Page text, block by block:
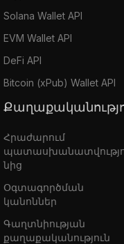
Solana Wallet API
EVM Wallet API
DeFi API
Bitcoin (xPub) Wallet API
Հրաժարում
նից
Օգտագործման
կանոններ
Գաղտնիության
քաղաքականություն